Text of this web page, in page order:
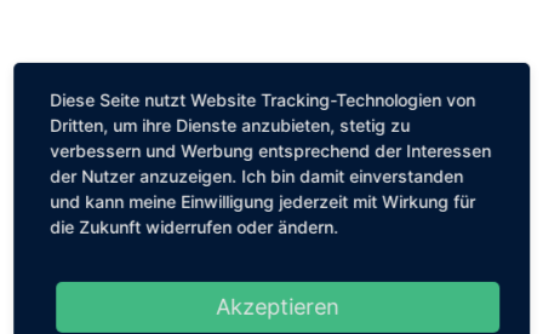
Diese Seite nutzt Website Tracking-Technologien von
Dritten, um ihre Dienste anzubieten, stetig zu
verbessern und Werbung entsprechend der Interessen
der Nutzer anzuzeigen. Ich bin damit einverstanden
und kann meine Einwilligung jederzeit mit Wirkung für
die Zukunft widerrufen oder ändern.
Akzeptieren